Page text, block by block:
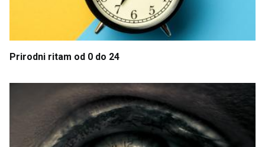
Prirodni ritam od 0 do 24